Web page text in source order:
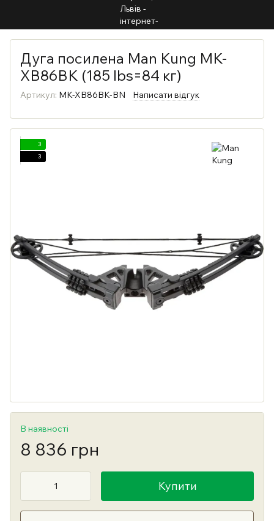
Дуга посилена Man Kung MK-
XB86BK (185 lbs=84 кг)
Артикул: MK-XB86BK-BN Написати відгук
3
3
В наявності
8 836 грн
Купити